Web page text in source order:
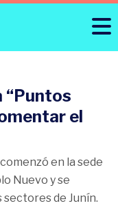
“Puntos
el
en la sede
Nuevo y se
de Junín.